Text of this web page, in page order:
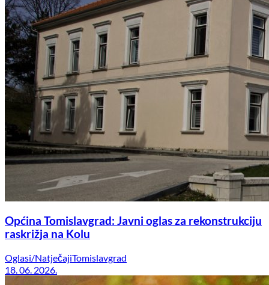
Općina Tomislavgrad: Javni oglas za rekonstrukciju
raskrižja na Kolu
Oglasi/NatječajiTomislavgrad
18. 06. 2026.